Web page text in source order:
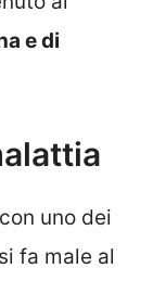
e di
uno dei
fa male al